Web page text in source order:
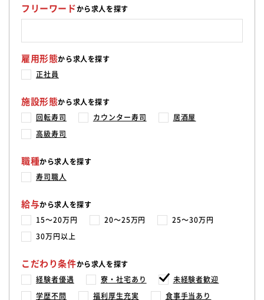
フリーワードから求人を探す
雇用形態から求人を探す
正社員
施設形態から求人を探す
回転寿司 カウンター寿司 居酒屋
高級寿司
職種から求人を探す
寿司職人
給与から求人を探す
15〜20万円 20〜25万円 25〜30万円
30万円以上
こだわり条件から求人を探す
経験者優遇 寮・社宅あり 未経験者歓迎
学歴不問 福利厚生充実 食事手当あり